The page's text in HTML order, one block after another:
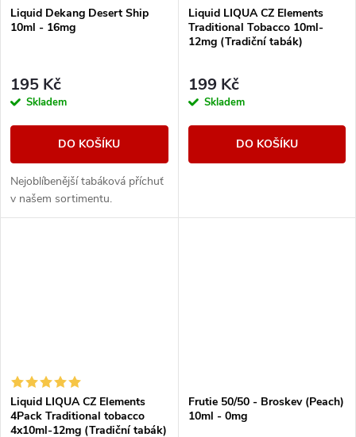
Liquid Dekang Desert Ship
10ml - 16mg
195 Kč
Skladem
DO KOŠÍKU
Nejoblíbenější tabáková příchuť
v našem sortimentu.
Liquid LIQUA CZ Elements
Traditional Tobacco 10ml-
12mg (Tradiční tabák)
199 Kč
Skladem
DO KOŠÍKU
Liquid LIQUA CZ Elements
4Pack Traditional tobacco
4x10ml-12mg (Tradiční tabák)
Frutie 50/50 - Broskev (Peach)
10ml - 0mg